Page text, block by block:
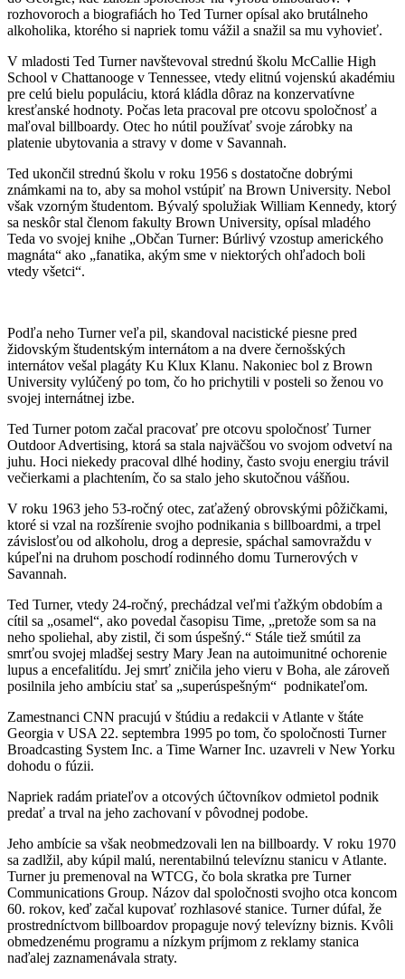
rozhovoroch a biografiách ho Ted Turner opísal ako brutálneho
alkoholika, ktorého si napriek tomu vážil a snažil sa mu vyhovieť.
V mladosti Ted Turner navštevoval strednú školu McCallie High
School v Chattanooge v Tennessee, vtedy elitnú vojenskú akadémiu
pre celú bielu populáciu, ktorá kládla dôraz na konzervatívne
kresťanské hodnoty. Počas leta pracoval pre otcovu spoločnosť a
maľoval billboardy. Otec ho nútil používať svoje zárobky na
platenie ubytovania a stravy v dome v Savannah.
Ted ukončil strednú školu v roku 1956 s dostatočne dobrými
známkami na to, aby sa mohol vstúpiť na Brown University. Nebol
však vzorným študentom. Bývalý spolužiak William Kennedy, ktorý
sa neskôr stal členom fakulty Brown University, opísal mladého
Teda vo svojej knihe „Občan Turner: Búrlivý vzostup amerického
magnáta“ ako „fanatika, akým sme v niektorých ohľadoch boli
vtedy všetci“.
Podľa neho Turner veľa pil, skandoval nacistické piesne pred
židovským študentským internátom a na dvere černošských
internátov vešal plagáty Ku Klux Klanu. Nakoniec bol z Brown
University vylúčený po tom, čo ho prichytili v posteli so ženou vo
svojej internátnej izbe.
Ted Turner potom začal pracovať pre otcovu spoločnosť Turner
Outdoor Advertising, ktorá sa stala najväčšou vo svojom odvetví na
juhu. Hoci niekedy pracoval dlhé hodiny, často svoju energiu trávil
večierkami a plachtením, čo sa stalo jeho skutočnou vášňou.
V roku 1963 jeho 53-ročný otec, zaťažený obrovskými pôžičkami,
ktoré si vzal na rozšírenie svojho podnikania s billboardmi, a trpel
závislosťou od alkoholu, drog a depresie, spáchal samovraždu v
kúpeľni na druhom poschodí rodinného domu Turnerových v
Savannah.
Ted Turner, vtedy 24-ročný, prechádzal veľmi ťažkým obdobím a
cítil sa „osamel“, ako povedal časopisu Time, „pretože som sa na
neho spoliehal, aby zistil, či som úspešný.“ Stále tiež smútil za
smrťou svojej mladšej sestry Mary Jean na autoimunitné ochorenie
lupus a encefalitídu. Jej smrť zničila jeho vieru v Boha, ale zároveň
posilnila jeho ambíciu stať sa „superúspešným“ podnikateľom.
Zamestnanci CNN pracujú v štúdiu a redakcii v Atlante v štáte
Georgia v USA 22. septembra 1995 po tom, čo spoločnosti Turner
Broadcasting System Inc. a Time Warner Inc. uzavreli v New Yorku
dohodu o fúzii.
Napriek radám priateľov a otcových účtovníkov odmietol podnik
predať a trval na jeho zachovaní v pôvodnej podobe.
Jeho ambície sa však neobmedzovali len na billboardy. V roku 1970
sa zadlžil, aby kúpil malú, nerentabilnú televíznu stanicu v Atlante.
Turner ju premenoval na WTCG, čo bola skratka pre Turner
Communications Group. Názov dal spoločnosti svojho otca koncom
60. rokov, keď začal kupovať rozhlasové stanice. Turner dúfal, že
prostredníctvom billboardov propaguje nový televízny biznis. Kvôli
obmedzenému programu a nízkym príjmom z reklamy stanica
naďalej zaznamenávala straty.